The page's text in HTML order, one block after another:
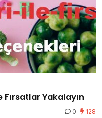
Yakalayın
0 128